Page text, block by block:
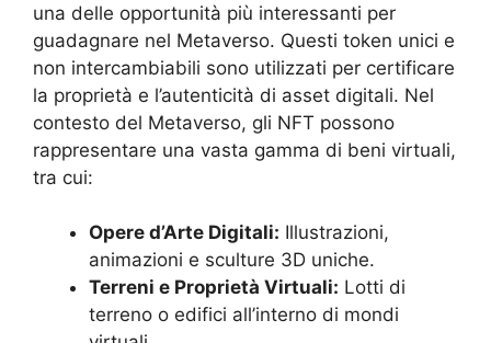
una delle opportunità più interessanti per
guadagnare nel Metaverso. Questi token unici e
non intercambiabili sono utilizzati per certificare
la proprietà e l’autenticità di asset digitali. Nel
contesto del Metaverso, gli NFT possono
rappresentare una vasta gamma di beni virtuali,
tra cui:
Opere d’Arte Digitali: Illustrazioni,
animazioni e sculture 3D uniche.
Terreni e Proprietà Virtuali: Lotti di
terreno o edifici all’interno di mondi